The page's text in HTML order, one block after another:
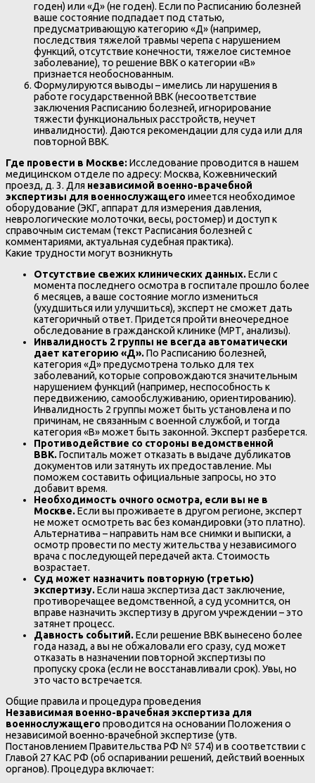
годен) или «Д» (не годен). Если по Расписанию болезней
ваше состояние подпадает под статью,
предусматривающую категорию «Д» (например,
последствия тяжелой травмы черепа с нарушением
функций, отсутствие конечности, тяжелое системное
заболевание), то решение ВВК о категории «В»
признается необоснованным.
Формулируются выводы – имелись ли нарушения в
работе государственной ВВК (несоответствие
заключения Расписанию болезней, игнорирование
тяжести функциональных расстройств, неучет
инвалидности). Даются рекомендации для суда или для
повторной ВВК.
Где провести в Москве:Исследование проводится в нашем
медицинском отделе по адресу: Москва, Кожевнический
проезд, д. 3. Для независимой военно-врачебной
экспертизы для военнослужащего имеется необходимое
оборудование (ЭКГ, аппарат для измерения давления,
неврологические молоточки, весы, ростомер) и доступ к
справочным системам (текст Расписания болезней с
комментариями, актуальная судебная практика).
Какие трудности могут возникнуть
Отсутствие свежих клинических данных.Если с
момента последнего осмотра в госпитале прошло более
6 месяцев, а ваше состояние могло измениться
(ухудшиться или улучшиться), эксперт не сможет дать
категоричный ответ. Придется пройти внеочередное
обследование в гражданской клинике (МРТ, анализы).
Инвалидность 2 группы не всегда автоматически
дает категорию «Д».По Расписанию болезней,
категория «Д» предусмотрена только для тех
заболеваний, которые сопровождаются значительным
нарушением функций (например, неспособность к
передвижению, самообслуживанию, ориентированию).
Инвалидность 2 группы может быть установлена и по
причинам, не связанным с военной службой, и тогда
категория «В» может быть законной. Эксперт разберется.
Противодействие со стороны ведомственной
ВВК.Госпиталь может отказать в выдаче дубликатов
документов или затянуть их предоставление. Мы
поможем составить официальные запросы, но это
добавит время.
Необходимость очного осмотра, если вы не в
Москве.Если вы проживаете в другом регионе, эксперт
не может осмотреть вас без командировки (это платно).
Альтернатива – направить нам все снимки и выписки, а
осмотр провести по месту жительства у независимого
врача с последующей передачей акта. Стоимость
возрастает.
Суд может назначить повторную (третью)
экспертизу.Если наша экспертиза даст заключение,
противоречащее ведомственной, а суд усомнится, он
вправе назначить экспертизу в другом учреждении – это
затянет процесс.
Давность событий.Если решение ВВК вынесено более
года назад, а вы не обжаловали его сразу, суд может
отказать в назначении повторной экспертизы по
пропуску срока (если не восстанавливали срок). Увы, но
это часто встречается.
Общие правила и процедура проведения
Независимая военно-врачебная экспертиза для
военнослужащего проводится на основании Положения о
независимой военно-врачебной экспертизе (утв.
Постановлением Правительства РФ № 574) и в соответствии с
Главой 27 КАС РФ (об оспаривании решений, действий военных
органов). Процедура включает: